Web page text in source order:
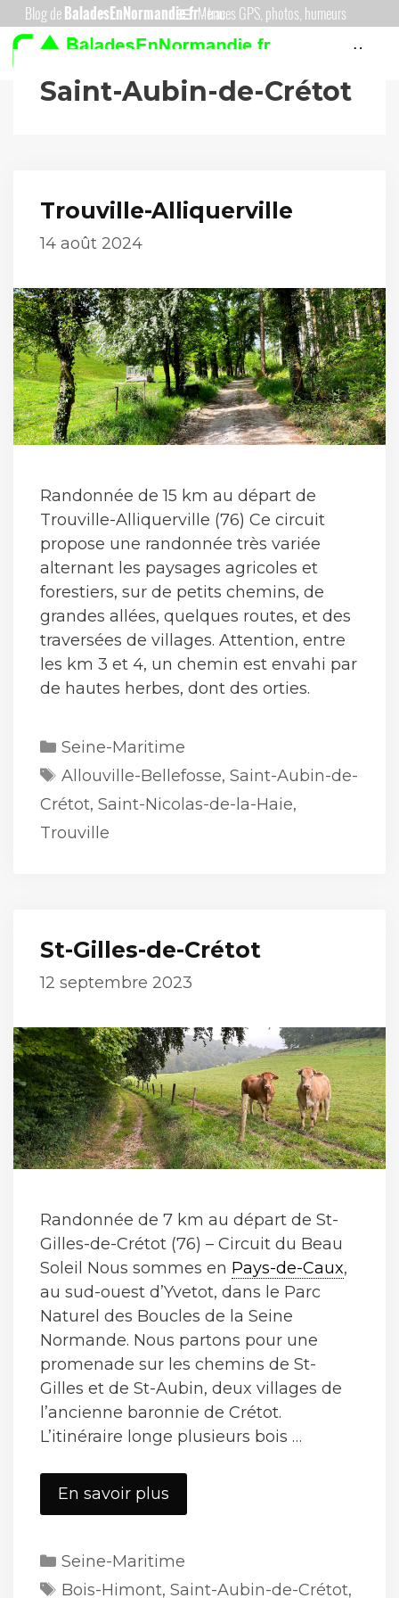
Aller
au
Menu
Menu
Saint-Aubin-de-Crétot
Trouville-Alliquerville
14 août 2024
Randonnée de 15 km au départ de
Trouville-Alliquerville (76) Ce circuit
propose une randonnée très variée
alternant les paysages agricoles et
forestiers, sur de petits chemins, de
grandes allées, quelques routes, et des
traversées de villages. Attention, entre
les km 3 et 4, un chemin est envahi par
de hautes herbes, dont des orties.
Catégories
Seine-Maritime
Étiquettes
Allouville-Bellefosse, Saint-Aubin-de-
Crétot, Saint-Nicolas-de-la-Haie,
Trouville
St-Gilles-de-Crétot
12 septembre 2023
Randonnée de 7 km au départ de St-
Gilles-de-Crétot (76) – Circuit du Beau
Soleil Nous sommes en Pays-de-Caux,
au sud-ouest d’Yvetot, dans le Parc
Naturel des Boucles de la Seine
Normande. Nous partons pour une
promenade sur les chemins de St-
Gilles et de St-Aubin, deux villages de
l’ancienne baronnie de Crétot.
L’itinéraire longe plusieurs bois …
En savoir plus
Gilles-
Crétot
Catégories
Seine-Maritime
Étiquettes
Bois-Himont, Saint-Aubin-de-Crétot,